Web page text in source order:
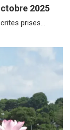
2025
prises...